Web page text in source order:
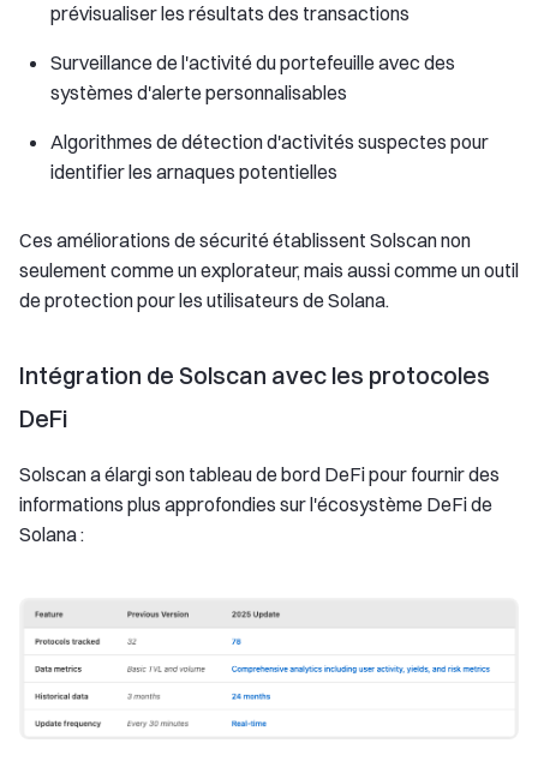
prévisualiser les résultats des transactions
Surveillance de l'activité du portefeuille avec des
systèmes d'alerte personnalisables
Algorithmes de détection d'activités suspectes pour
identifier les arnaques potentielles
Ces améliorations de sécurité établissent Solscan non
seulement comme un explorateur, mais aussi comme un outil
de protection pour les utilisateurs de Solana.
Intégration de Solscan avec les protocoles
DeFi
Solscan a élargi son tableau de bord DeFi pour fournir des
informations plus approfondies sur l'écosystème DeFi de
Solana :